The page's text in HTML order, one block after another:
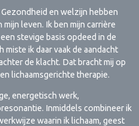
en welzijn hebben
leven. Ik ben mijn carrière
stevige basis opdeed in de
ik daar vaak de aandacht
de klacht. Dat bracht mij op
lichaamsgerichte therapie.
energetisch werk,
Inmiddels combineer ik
waarin ik lichaam, geest